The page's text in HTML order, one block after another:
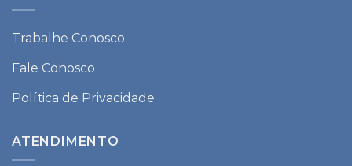
Trabalhe Conosco
Fale Conosco
Política de Privacidade
ATENDIMENTO